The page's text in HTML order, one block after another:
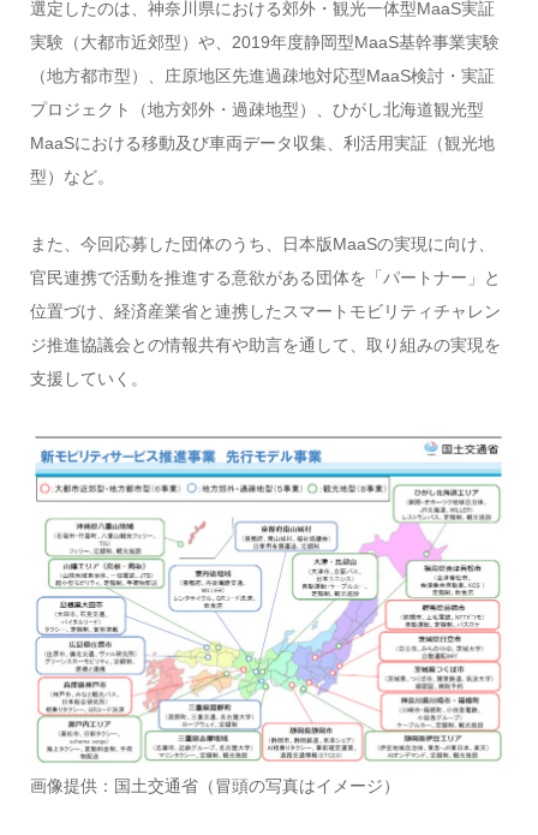
選定したのは、神奈川県における郊外・観光一体型MaaS実証
実験（大都市近郊型）や、2019年度静岡型MaaS基幹事業実験
（地方都市型）、庄原地区先進過疎地対応型MaaS検討・実証
プロジェクト（地方郊外・過疎地型）、ひがし北海道観光型
MaaSにおける移動及び車両データ収集、利活用実証（観光地
型）など。
また、今回応募した団体のうち、日本版MaaSの実現に向け、
官民連携で活動を推進する意欲がある団体を「パートナー」と
位置づけ、経済産業省と連携したスマートモビリティチャレン
ジ推進協議会との情報共有や助言を通して、取り組みの実現を
支援していく。
画像提供：国土交通省（冒頭の写真はイメージ）